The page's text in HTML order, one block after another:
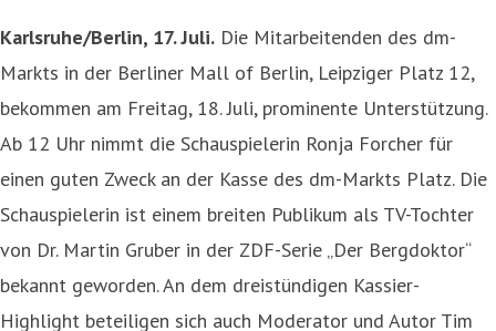
Karlsruhe/Berlin, 17. Juli. Die Mitarbeitenden des dm-
Markts in der Berliner Mall of Berlin, Leipziger Platz 12,
bekommen am Freitag, 18. Juli, prominente Unterstützung.
Ab 12 Uhr nimmt die Schauspielerin Ronja Forcher für
einen guten Zweck an der Kasse des dm-Markts Platz. Die
Schauspielerin ist einem breiten Publikum als TV-Tochter
von Dr. Martin Gruber in der ZDF-Serie „Der Bergdoktor“
bekannt geworden. An dem dreistündigen Kassier-
Highlight beteiligen sich auch Moderator und Autor Tim